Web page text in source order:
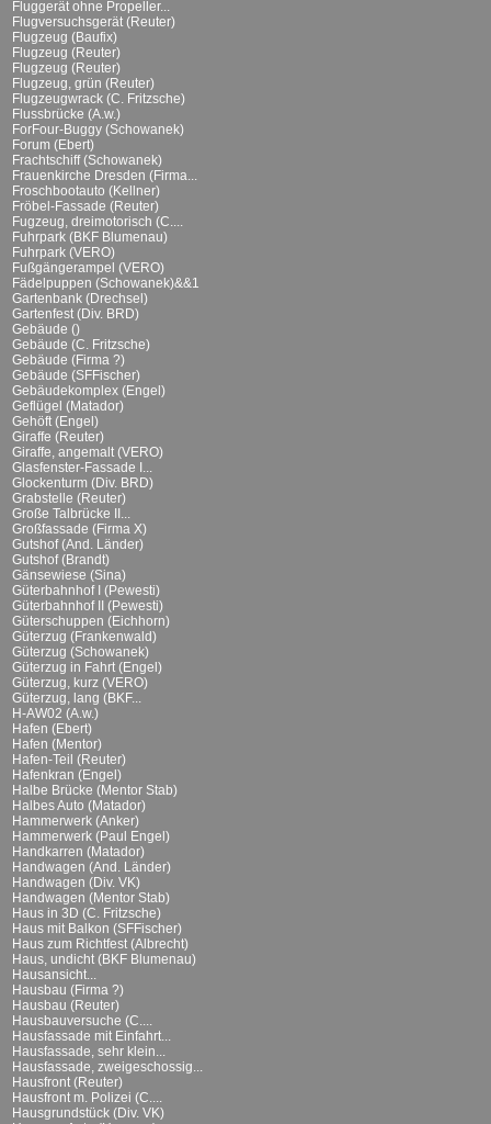
Fluggerät ohne Propeller...
Flugversuchsgerät (Reuter)
Flugzeug (Baufix)
Flugzeug (Reuter)
Flugzeug (Reuter)
Flugzeug, grün (Reuter)
Flugzeugwrack (C. Fritzsche)
Flussbrücke (A.w.)
ForFour-Buggy (Schowanek)
Forum (Ebert)
Frachtschiff (Schowanek)
Frauenkirche Dresden (Firma...
Froschbootauto (Kellner)
Fröbel-Fassade (Reuter)
Fugzeug, dreimotorisch (C....
Fuhrpark (BKF Blumenau)
Fuhrpark (VERO)
Fußgängerampel (VERO)
Fädelpuppen (Schowanek)&&1
Gartenbank (Drechsel)
Gartenfest (Div. BRD)
Gebäude ()
Gebäude (C. Fritzsche)
Gebäude (Firma ?)
Gebäude (SFFischer)
Gebäudekomplex (Engel)
Geflügel (Matador)
Gehöft (Engel)
Giraffe (Reuter)
Giraffe, angemalt (VERO)
Glasfenster-Fassade I...
Glockenturm (Div. BRD)
Grabstelle (Reuter)
Große Talbrücke II...
Großfassade (Firma X)
Gutshof (And. Länder)
Gutshof (Brandt)
Gänsewiese (Sina)
Güterbahnhof I (Pewesti)
Güterbahnhof II (Pewesti)
Güterschuppen (Eichhorn)
Güterzug (Frankenwald)
Güterzug (Schowanek)
Güterzug in Fahrt (Engel)
Güterzug, kurz (VERO)
Güterzug, lang (BKF...
H-AW02 (A.w.)
Hafen (Ebert)
Hafen (Mentor)
Hafen-Teil (Reuter)
Hafenkran (Engel)
Halbe Brücke (Mentor Stab)
Halbes Auto (Matador)
Hammerwerk (Anker)
Hammerwerk (Paul Engel)
Handkarren (Matador)
Handwagen (And. Länder)
Handwagen (Div. VK)
Handwagen (Mentor Stab)
Haus in 3D (C. Fritzsche)
Haus mit Balkon (SFFischer)
Haus zum Richtfest (Albrecht)
Haus, undicht (BKF Blumenau)
Hausansicht...
Hausbau (Firma ?)
Hausbau (Reuter)
Hausbauversuche (C....
Hausfassade mit Einfahrt...
Hausfassade, sehr klein...
Hausfassade, zweigeschossig...
Hausfront (Reuter)
Hausfront m. Polizei (C....
Hausgrundstück (Div. VK)